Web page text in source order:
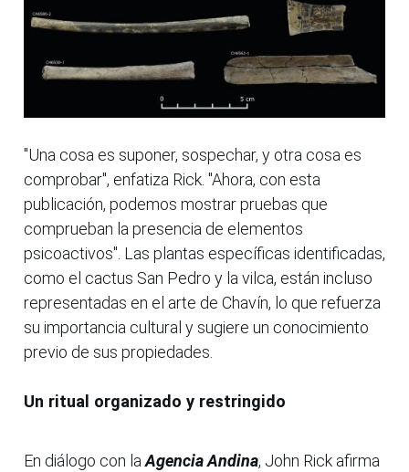
"Una cosa es suponer, sospechar, y otra cosa es
comprobar", enfatiza Rick. "Ahora, con esta
publicación, podemos mostrar pruebas que
comprueban la presencia de elementos
psicoactivos". Las plantas específicas identificadas,
como el cactus San Pedro y la vilca, están incluso
representadas en el arte de Chavín, lo que refuerza
su importancia cultural y sugiere un conocimiento
previo de sus propiedades.
Un ritual organizado y restringido
En diálogo con laAgencia Andina, John Rick afirma